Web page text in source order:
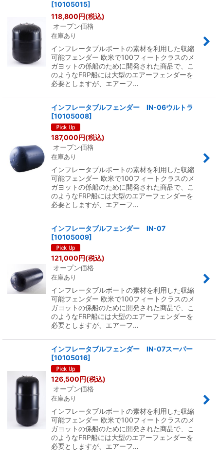
[10105015]
118,800円(税込)
オープン価格
在庫あり
インフレータブルボートの素材を利用した収縮
可能フェンダー 欧米で100フィートクラスのメ
ガヨットの係船のために開発された商品で、こ
のようなFRP船には大型のエアーフェンダーを
必要としますが、エアーフ…
インフレータブルフェンダー IN-06ウルトラ
[10105008]
187,000円(税込)
オープン価格
在庫あり
インフレータブルボートの素材を利用した収縮
可能フェンダー 欧米で100フィートクラスのメ
ガヨットの係船のために開発された商品で、こ
のようなFRP船には大型のエアーフェンダーを
必要としますが、エアーフ…
インフレータブルフェンダー IN-07
[10105009]
121,000円(税込)
オープン価格
在庫あり
インフレータブルボートの素材を利用した収縮
可能フェンダー 欧米で100フィートクラスのメ
ガヨットの係船のために開発された商品で、こ
のようなFRP船には大型のエアーフェンダーを
必要としますが、エアーフ…
インフレータブルフェンダー IN-07スーパー
[10105016]
126,500円(税込)
オープン価格
在庫あり
インフレータブルボートの素材を利用した収縮
可能フェンダー 欧米で100フィートクラスのメ
ガヨットの係船のために開発された商品で、こ
のようなFRP船には大型のエアーフェンダーを
必要としますが、エアーフ…